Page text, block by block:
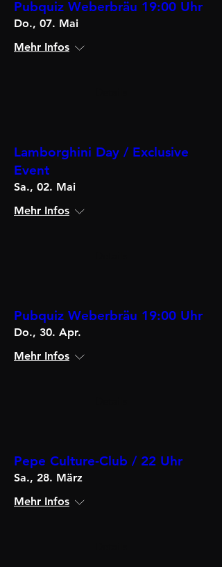
Pubquiz Weberbräu 19:00 Uhr
Do., 07. Mai
Mehr Infos
Lamborghini Day / Exclusive
Event
Sa., 02. Mai
Mehr Infos
Pubquiz Weberbräu 19:00 Uhr
Do., 30. Apr.
Mehr Infos
Pepe Culture-Club / 22 Uhr
Sa., 28. März
Mehr Infos